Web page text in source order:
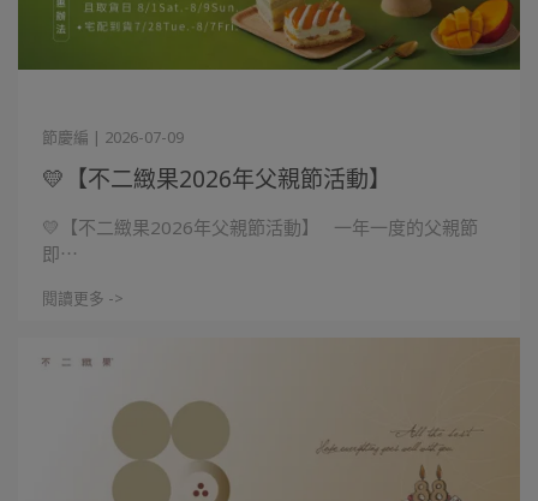
💛【不二緻果2026年父親節活動】
節慶編 | 2026-07-09
💛【不二緻果2026年父親節活動】 一年一度的父親節
即⋯
閱讀更多 ->